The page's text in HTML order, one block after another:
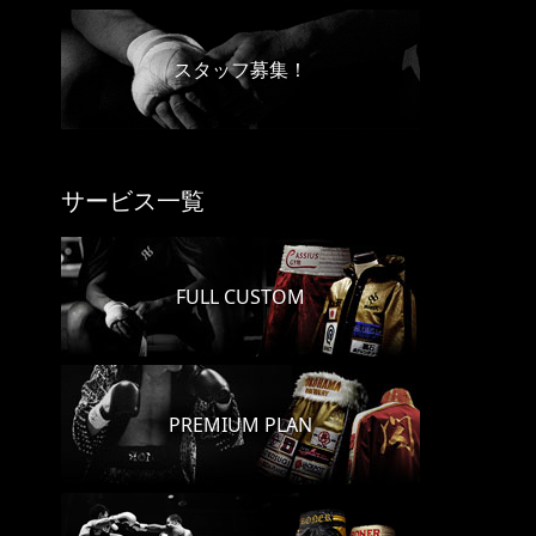
スタッフ募集！
サービス一覧
FULL CUSTOM
PREMIUM PLAN